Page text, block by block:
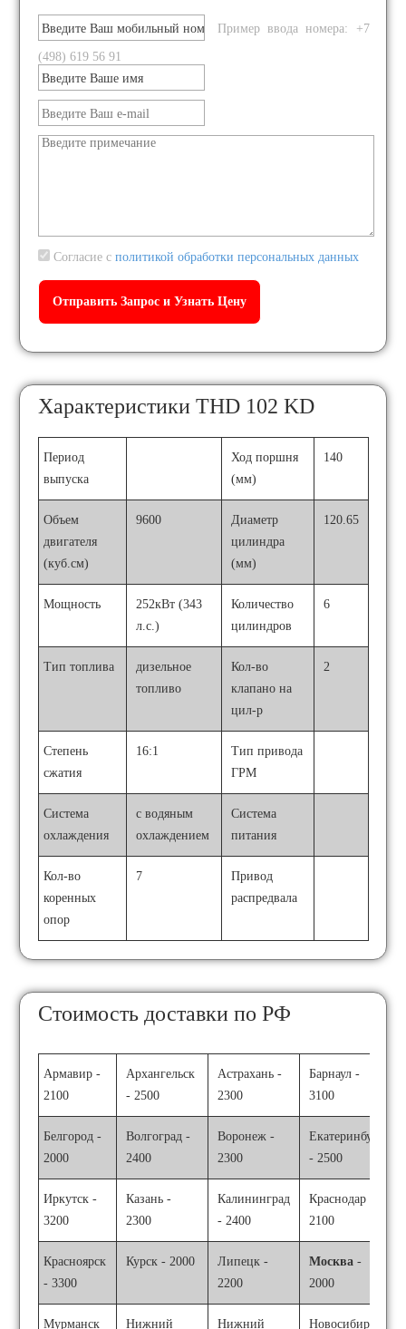
Пример ввода номера: +7
(498) 619 56 91
Согласие сполитикой обработки персональных данных
Характеристики THD 102 KD
Период
выпуска
Ход поршня
(мм)
140
Объем
двигателя
(куб.см)
9600
Диаметр
цилиндра
(мм)
120.65
Мощность
252кВт (343
л.с.)
Количество
цилиндров
6
Тип топлива
дизельное
топливо
Кол-во
клапано на
цил-р
2
Степень
сжатия
16:1
Тип привода
ГРМ
Система
охлаждения
с водяным
охлаждением
Система
питания
Кол-во
коренных
опор
7
Привод
распредвала
Стоимость доставки по РФ
Армавир -
2100
Архангельск
- 2500
Астрахань -
2300
Барнаул -
3100
Белгород -
2000
Волгоград -
2400
Воронеж -
2300
Екатеринбург
- 2500
Иркутск -
3200
Казань -
2300
Калининград
- 2400
Краснодар -
2100
Красноярск
- 3300
Курск - 2000
Липецк -
2200
Москва -
2000
Мурманск
Нижний
Нижний
Новосибирск